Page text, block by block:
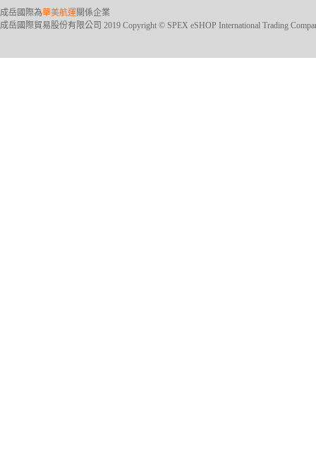
成岳國際為華美航運關係企業
成岳國際貿易股份有限公司 2019 Copyright © SPEX eSHOP International Trading